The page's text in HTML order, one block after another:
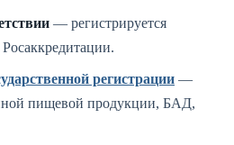
— регистрируется
регистрации —
пищевой продукции, БАД,